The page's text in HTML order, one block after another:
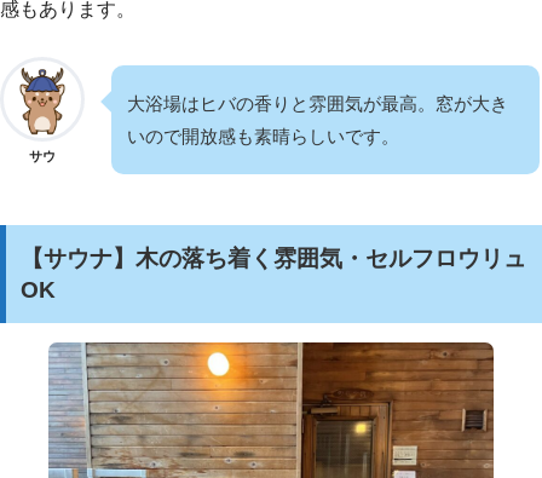
感もあります。
サウ
大浴場はヒバの香りと雰囲気が最高。窓が大き
いので開放感も素晴らしいです。
【サウナ】木の落ち着く雰囲気・セルフロウリュ
OK